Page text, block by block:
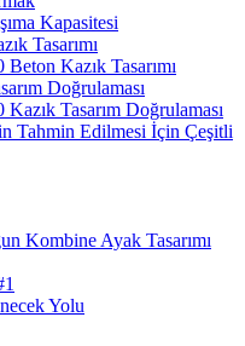
Kapasitesi
Tasarımı
Kazık Tasarımı
Doğrulaması
Tasarım Doğrulaması
Tahmin Edilmesi İçin Çeşitli
Kombine Ayak Tasarımı
Yolu